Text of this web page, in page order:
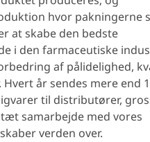
hvor pakningerne
at skabe den bedste
i den farmaceutiske
af pålidelighed,
år sendes mere end
til distributører,
samarbejde med vores
verden over.